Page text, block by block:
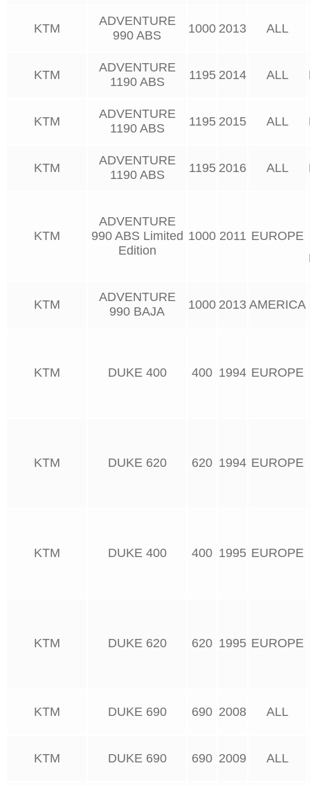
KTM
ADVENTURE
990 ABS
1000 2013 ALL
KTM
ADVENTURE
1190 ABS
1195 2014 ALL
KTM
ADVENTURE
1190 ABS
1195 2015 ALL
KTM
ADVENTURE
1190 ABS
1195 2016 ALL
KTM
ADVENTURE
990 ABS Limited
Edition
1000 2011 EUROPE
KTM
ADVENTURE
990 BAJA
1000 2013 AMERICA
KTM DUKE 400 400 1994 EUROPE
KTM DUKE 620 620 1994 EUROPE
KTM DUKE 400 400 1995 EUROPE
KTM DUKE 620 620 1995 EUROPE
KTM DUKE 690 690 2008 ALL
KTM DUKE 690 690 2009 ALL